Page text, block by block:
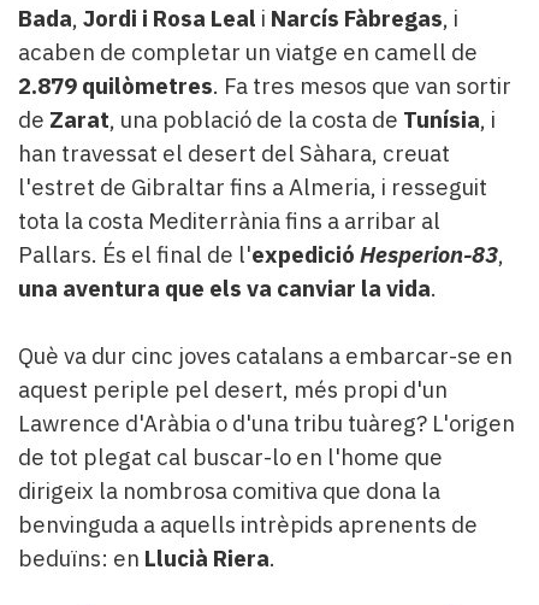
Bada, Jordi i Rosa Leal i Narcís Fàbregas, i
acaben de completar un viatge en camell de
2.879 quilòmetres. Fa tres mesos que van sortir
de Zarat, una població de la costa de Tunísia, i
han travessat el desert del Sàhara, creuat
l'estret de Gibraltar fins a Almeria, i resseguit
tota la costa Mediterrània fins a arribar al
Pallars. És el final de l'expedició Hesperion-83,
una aventura que els va canviar la vida.
Què va dur cinc joves catalans a embarcar-se en
aquest periple pel desert, més propi d'un
Lawrence d'Aràbia o d'una tribu tuàreg? L'origen
de tot plegat cal buscar-lo en l'home que
dirigeix la nombrosa comitiva que dona la
benvinguda a aquells intrèpids aprenents de
beduïns: en Llucià Riera.